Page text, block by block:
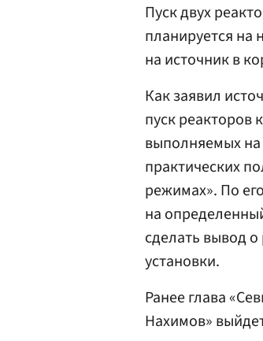
Пуск двух
планируется на
на источник в
Как заявил
пуск реакторов
выполняемых на
практических
режимах». По
на
сделать вывод
установки.
Ранее глава
Нахимов»